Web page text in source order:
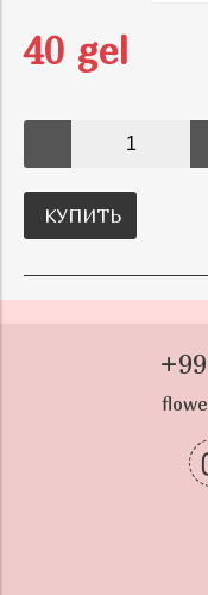
40 gel
КУПИТЬ